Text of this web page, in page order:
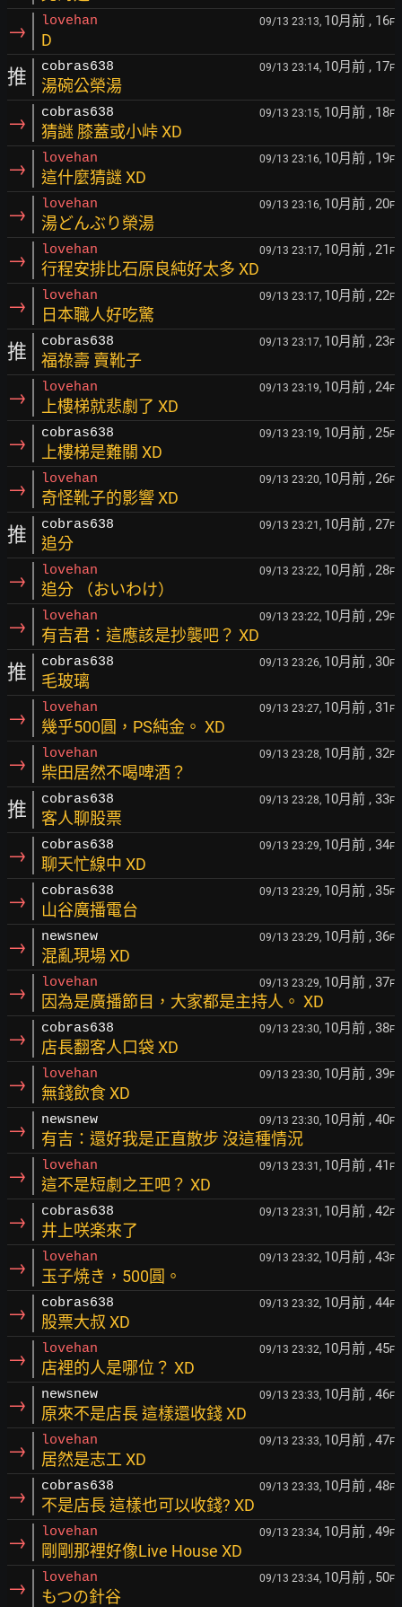
→ lovehan 09/13 23:13, 10月前 , 16F
D
推 cobras638 09/13 23:14, 10月前 , 17F
湯碗公榮湯
→ cobras638 09/13 23:15, 10月前 , 18F
猜謎 膝蓋或小峠 XD
→ lovehan 09/13 23:16, 10月前 , 19F
這什麼猜謎 XD
→ lovehan 09/13 23:16, 10月前 , 20F
湯どんぶり榮湯
→ lovehan 09/13 23:17, 10月前 , 21 F
行程安排比石原良純好太多 XD
→ lovehan 09/13 23:17, 10月前 , 22F
日本職人好吃驚
推 cobras638 09/13 23:17, 10月前 , 23F
福祿壽 賣靴子
→ lovehan 09/13 23:19, 10月前 , 24F
上樓梯就悲劇了 XD
→ cobras638 09/13 23:19, 10月前 , 25F
上樓梯是難關 XD
→ lovehan 09/13 23:20, 10月前 , 26F
奇怪靴子的影響 XD
推 cobras638 09/13 23:21, 10月前 , 27F
追分
→ lovehan 09/13 23:22, 10月前 , 28F
追分 （おいわけ）
→ lovehan 09/13 23:22, 10月前 , 29F
有吉君：這應該是抄襲吧？ XD
推 cobras638 09/13 23:26, 10月前 , 30F
毛玻璃
→ lovehan 09/13 23:27, 10月前 , 31 F
幾乎500圓，PS純金。 XD
→ lovehan 09/13 23:28, 10月前 , 32F
柴田居然不喝啤酒？
推 cobras638 09/13 23:28, 10月前 , 33F
客人聊股票
→ cobras638 09/13 23:29, 10月前 , 34F
聊天忙線中 XD
→ cobras638 09/13 23:29, 10月前 , 35F
山谷廣播電台
→ newsnew 09/13 23:29, 10月前 , 36F
混亂現場 XD
→ lovehan 09/13 23:29, 10月前 , 37F
因為是廣播節目，大家都是主持人。 XD
→ cobras638 09/13 23:30, 10月前 , 38F
店長翻客人口袋 XD
→ lovehan 09/13 23:30, 10月前 , 39F
無錢飲食 XD
→ newsnew 09/13 23:30, 10月前 , 40F
有吉：還好我是正直散步 沒這種情況
→ lovehan 09/13 23:31, 10月前 , 41 F
這不是短劇之王吧？ XD
→ cobras638 09/13 23:31, 10月前 , 42F
井上咲楽來了
→ lovehan 09/13 23:32, 10月前 , 43F
玉子焼き，500圓。
→ cobras638 09/13 23:32, 10月前 , 44F
股票大叔 XD
→ lovehan 09/13 23:32, 10月前 , 45F
店裡的人是哪位？ XD
→ newsnew 09/13 23:33, 10月前 , 46F
原來不是店長 這樣還收錢 XD
→ lovehan 09/13 23:33, 10月前 , 47F
居然是志工 XD
→ cobras638 09/13 23:33, 10月前 , 48F
不是店長 這樣也可以收錢? XD
→ lovehan 09/13 23:34, 10月前 , 49F
剛剛那裡好像Live House XD
→ lovehan 09/13 23:34, 10月前 , 50F
もつの針谷